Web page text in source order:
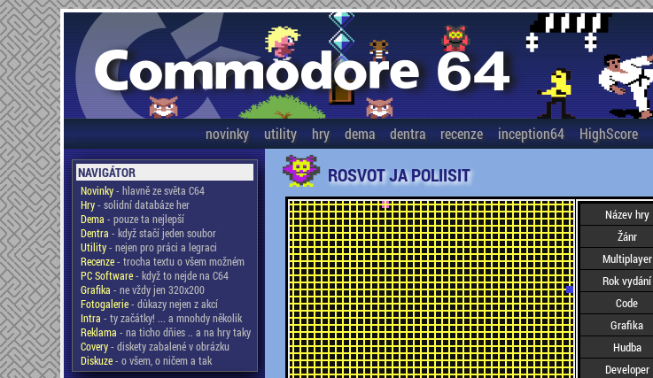
novinky utility hry dema dentra recenze inception64 HighScore
NAVIGÁTOR
Novinky- hlavně ze světa C64
Hry- solidní databáze her
Dema - pouze ta nejlepší
Dentra - když stačí jeden soubor
Utility- nejen pro práci a legraci
Recenze- trocha textu o všem možném
PC Software- když to nejde na C64
Grafika - ne vždy jen 320x200
Fotogalerie- důkazy nejen z akcí
Intra - ty začátky! ... a mnohdy několik
Reklama - na ticho dňies .. a na hry taky
Covery- diskety zabalené v obrázku
Diskuze- o všem, o ničem a tak
ROSVOT JA POLIISIT
Název hry
Žánr
Multiplayer
Rok vydání
Code
Grafika
Hudba
Developer